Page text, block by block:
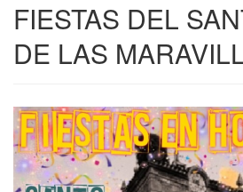
FIESTAS DEL
DE LAS